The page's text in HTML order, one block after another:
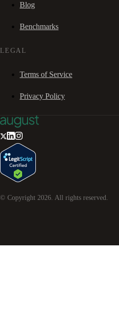
Blog
Benchmarks
LEGAL
Terms of Service
Privacy Policy
© Copyright 2026 . All rights reserved.